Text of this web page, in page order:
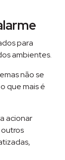
para
ambientes.
não se
que mais é
acionar